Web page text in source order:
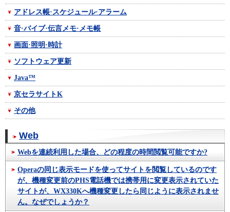
アドレス帳·スケジュール·アラーム
音·バイブ·伝言メモ·メモ帳
画面·照明·時計
ソフトウェア更新
Java™
京セラサイトK
その他
Web
Webを連続利用した場合、どの程度の時間閲覧可能ですか?
Operaの同じ表示モードを使ってサイトを閲覧しているのです
が、機種変更前のPHS電話機では携帯用に変更表示されていた
サイトが、WX330Kへ機種変更したら同じように表示されませ
ん。なぜでしょうか？